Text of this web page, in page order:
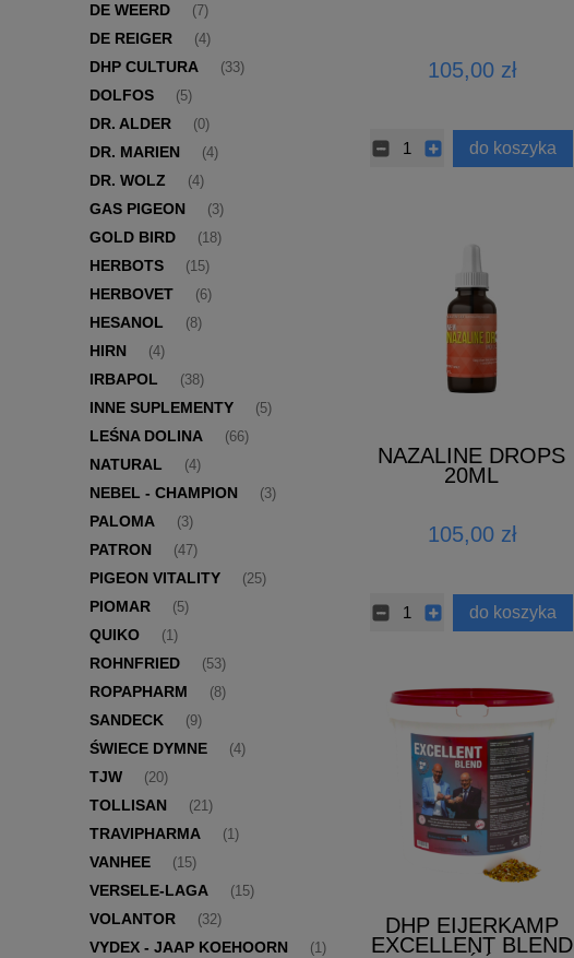
DE WEERD (7)
DE REIGER (4)
DHP CULTURA (33)
DOLFOS (5)
DR. ALDER (0)
DR. MARIEN (4)
DR. WOLZ (4)
GAS PIGEON (3)
GOLD BIRD (18)
HERBOTS (15)
HERBOVET (6)
HESANOL (8)
HIRN (4)
IRBAPOL (38)
INNE SUPLEMENTY (5)
LEŚNA DOLINA (66)
NATURAL (4)
NEBEL - CHAMPION (3)
PALOMA (3)
PATRON (47)
PIGEON VITALITY (25)
PIOMAR (5)
QUIKO (1)
ROHNFRIED (53)
ROPAPHARM (8)
SANDECK (9)
ŚWIECE DYMNE (4)
TJW (20)
TOLLISAN (21)
TRAVIPHARMA (1)
VANHEE (15)
VERSELE-LAGA (15)
VOLANTOR (32)
VYDEX - JAAP KOEHOORN (1)
105,00 zł
do koszyka
NAZALINE DROPS
20ML
105,00 zł
do koszyka
DHP EIJERKAMP
EXCELLENT BLEND